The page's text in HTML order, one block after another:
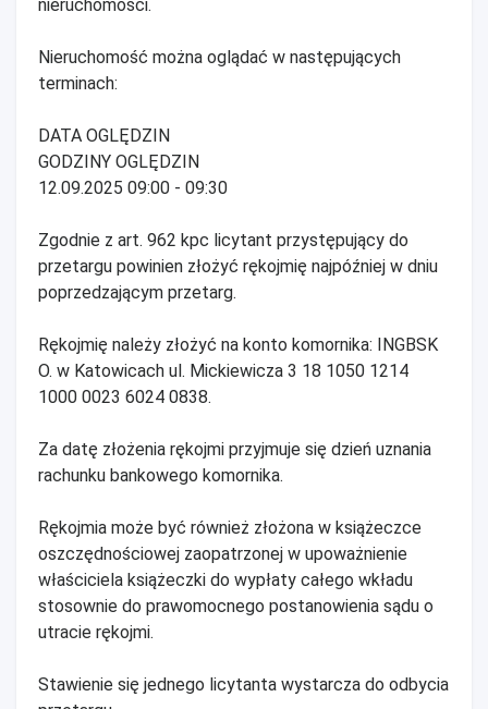
nieruchomości.
Nieruchomość można oglądać w następujących
terminach:
DATA OGLĘDZIN
GODZINY OGLĘDZIN
12.09.2025 09:00 - 09:30
Zgodnie z art. 962 kpc licytant przystępujący do
przetargu powinien złożyć rękojmię najpóźniej w dniu
poprzedzającym przetarg.
Rękojmię należy złożyć na konto komornika: INGBSK
O. w Katowicach ul. Mickiewicza 3 18 1050 1214
1000 0023 6024 0838.
Za datę złożenia rękojmi przyjmuje się dzień uznania
rachunku bankowego komornika.
Rękojmia może być również złożona w książeczce
oszczędnościowej zaopatrzonej w upoważnienie
właściciela książeczki do wypłaty całego wkładu
stosownie do prawomocnego postanowienia sądu o
utracie rękojmi.
Stawienie się jednego licytanta wystarcza do odbycia